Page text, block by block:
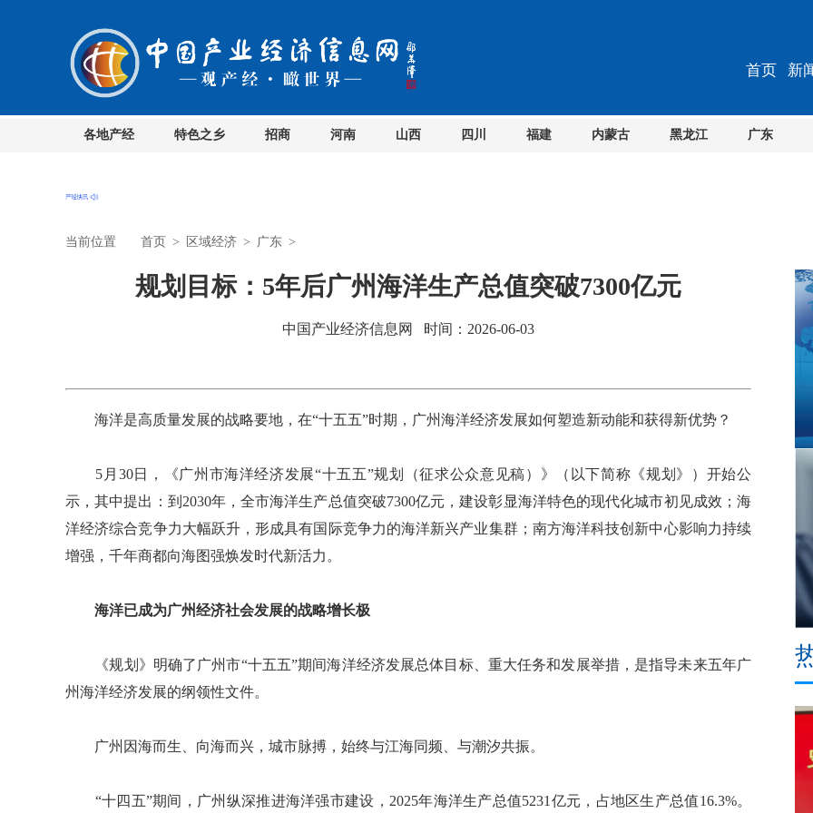
首页 新
各地产经 特色之乡 招商 河南 山西 四川 福建 内蒙古 黑龙江 广东
当前位置 首页 > 区域经济 > 广东 >
规划目标：5年后广州海洋生产总值突破7300亿元
中国产业经济信息网 时间：2026-06-03
海洋是高质量发展的战略要地，在“十五五”时期，广州海洋经济发展如何塑造新动能和获得新优势？
5月30日，《广州市海洋经济发展“十五五”规划（征求公众意见稿）》（以下简称《规划》）开始公
示，其中提出：到2030年，全市海洋生产总值突破7300亿元，建设彰显海洋特色的现代化城市初见成效；海
洋经济综合竞争力大幅跃升，形成具有国际竞争力的海洋新兴产业集群；南方海洋科技创新中心影响力持续
增强，千年商都向海图强焕发时代新活力。
海洋已成为广州经济社会发展的战略增长极
《规划》明确了广州市“十五五”期间海洋经济发展总体目标、重大任务和发展举措，是指导未来五年广
州海洋经济发展的纲领性文件。
广州因海而生、向海而兴，城市脉搏，始终与江海同频、与潮汐共振。
“十四五”期间，广州纵深推进海洋强市建设，2025年海洋生产总值5231亿元，占地区生产总值16.3%。